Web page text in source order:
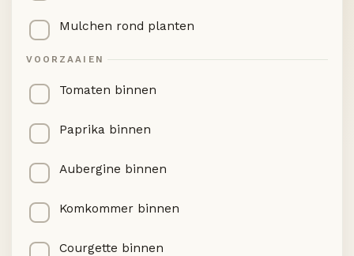
Mulchen rond planten
VOORZAAIEN
Tomaten binnen
Paprika binnen
Aubergine binnen
Komkommer binnen
Courgette binnen